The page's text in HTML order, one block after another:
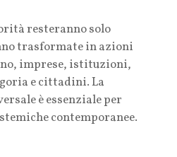
resteranno solo
trasformate in azioni
imprese, istituzioni,
e cittadini. La
è essenziale per
contemporanee.